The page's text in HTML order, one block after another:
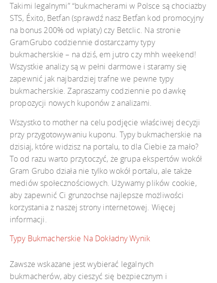
Takimi legalnymi” “bukmacherami w Polsce są chociażby
STS, Éxito, Betfan (sprawdź nasz Betfan kod promocyjny
na bonus 200% od wpłaty) czy Betclic. Na stronie
GramGrubo codziennie dostarczamy typy
bukmacherskie – na dziś, em jutro czy mhh weekend!
Wszystkie analizy są w pełni darmowe i staramy się
zapewnić jak najbardziej trafne we pewne typy
bukmacherskie. Zapraszamy codziennie po dawkę
propozycji nowych kuponów z analizami.
Wszystko to mother na celu podjęcie właściwej decyzji
przy przygotowywaniu kuponu. Typy bukmacherskie na
dzisiaj, które widzisz na portalu, to dla Ciebie za mało?
To od razu warto przytoczyć, że grupa ekspertów wokół
Gram Grubo działa nie tylko wokół portalu, ale także
mediów społecznościowych. Używamy plików cookie,
aby zapewnić Ci grunzochse najlepsze możliwości
korzystania z naszej strony internetowej. Więcej
informacji.
Typy Bukmacherskie Na Dokładny Wynik
Zawsze wskazane jest wybierać legalnych
bukmacherów, aby cieszyć się bezpiecznym i